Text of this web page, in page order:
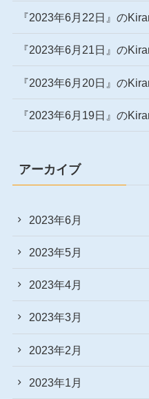
『2023年6月22日』の
『2023年6月21日』の
『2023年6月20日』の
『2023年6月19日』の
アーカイブ
2023年6月
2023年5月
2023年4月
2023年3月
2023年2月
2023年1月